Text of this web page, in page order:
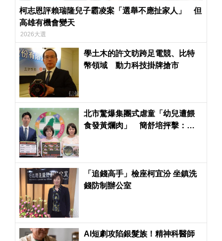
柯志恩評賴瑞隆兒子霸凌案「選舉不應扯家人」 但
高雄有機會變天
2026大選
學土木的許文昉跨足電競、比特
幣領域 動力科技掛牌搶市
北市驚爆集團式虐童「幼兒遭餵
食發黃爛肉」 簡舒培抨擊：蔣
「追錢高手」檢座柯宜汾 坐鎮洗
錢防制辦公室
AI短劇攻陷銀髮族！精神科醫師